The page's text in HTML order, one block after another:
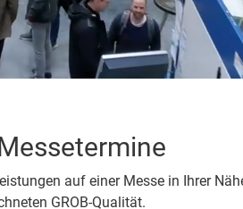
auf einer Messe in Ihrer
GROB-Qualität.